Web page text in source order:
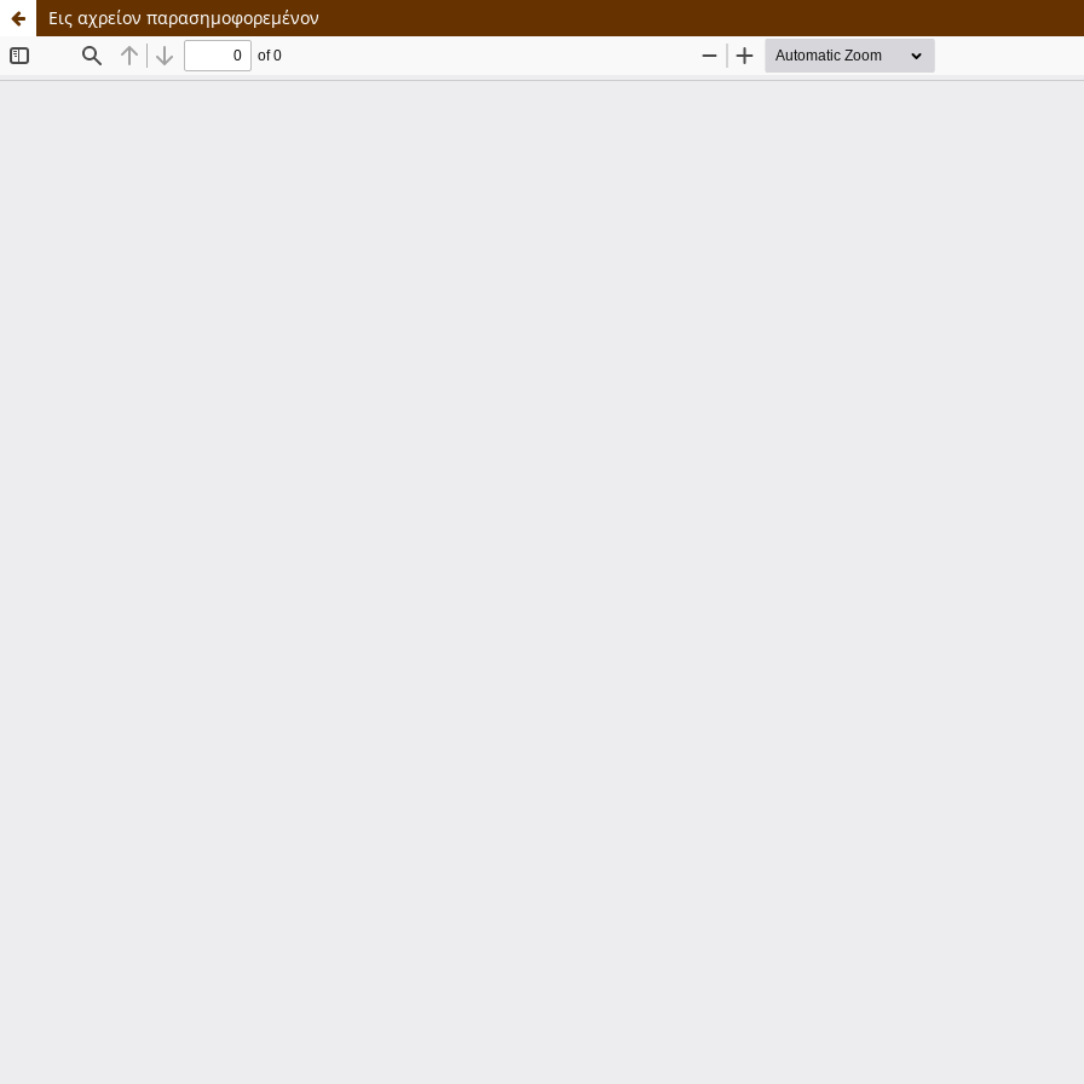
Εις αχρείον παρασημοφορεμένον